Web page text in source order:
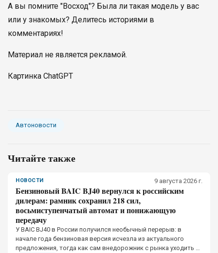
А вы помните "Восход"? Была ли такая модель у вас
или у знакомых? Делитесь историями в
комментариях!
Материал не является рекламой.
Картинка ChatGPT
Автоновости
Читайте также
НОВОСТИ 9 августа 2026 г.
Бензиновый BAIC BJ40 вернулся к российским
дилерам: рамник сохранил 218 сил,
восьмиступенчатый автомат и понижающую
передачу
У BAIC BJ40 в России получился необычный перерыв: в
начале года бензиновая версия исчезла из актуального
предложения, тогда как сам внедорожник с рынка уходить не